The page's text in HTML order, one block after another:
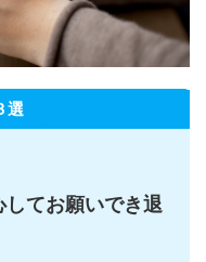
選
してお願いでき退